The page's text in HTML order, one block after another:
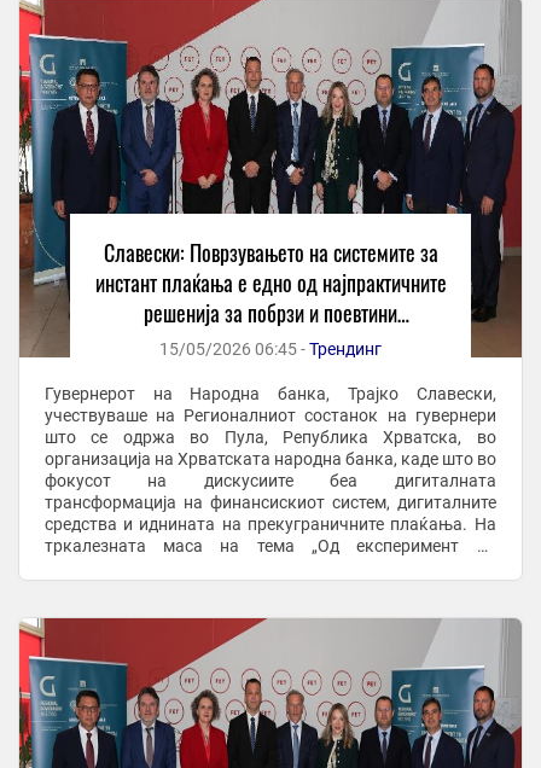
Славески: Поврзувањето на системите за
инстант плаќања е едно од најпрактичните
решенија за побрзи и поевтини
прекугранични плаќања
15/05/2026 06:45 -Трендинг
Гувернерот на Народна банка, Трајко Славески,
учествуваше на Регионалниот состанок на гувернери
што се одржа во Пула, Република Хрватска, во
организација на Хрватската народна банка, каде што во
фокусот на дискусиите беа дигиталната
трансформација на финансискиот систем, дигиталните
средства и иднината на прекуграничните плаќања. На
тркалезната маса на тема „Од експеримент до